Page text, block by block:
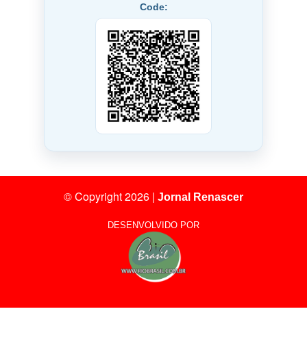
Code:
© Copyright 2026 | Jornal Renascer
DESENVOLVIDO POR